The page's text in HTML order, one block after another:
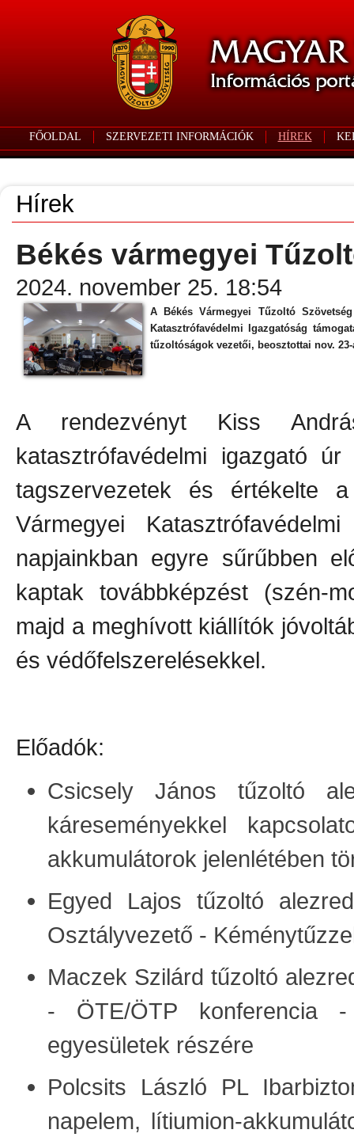
FŐOLDAL SZERVEZETI INFORMÁCIÓK HÍREK
Hírek
Békés vármegyei
2024. november 25. 18:54
A Békés Vármegyei Tűzoltó
Katasztrófavédelmi Igazgatóság
tűzoltóságok vezetői, beosztottai nov.
A rendezvényt Kiss
katasztrófavédelmi igazgató
tagszervezetek és értékelte
Vármegyei
napjainkban egyre sűrűbben
kaptak továbbképzést (szén-
majd a meghívott kiállítók
és védőfelszerelésekkel.
Előadók:
Csicsely János tűzoltó
káreseményekkel
akkumulátorok jelenlétében
Egyed Lajos tűzoltó
Osztályvezető -
Maczek Szilárd tűzoltó
- ÖTE/ÖTP konferencia -
egyesületek részére
Polcsits László PL
napelem, lítiumion-